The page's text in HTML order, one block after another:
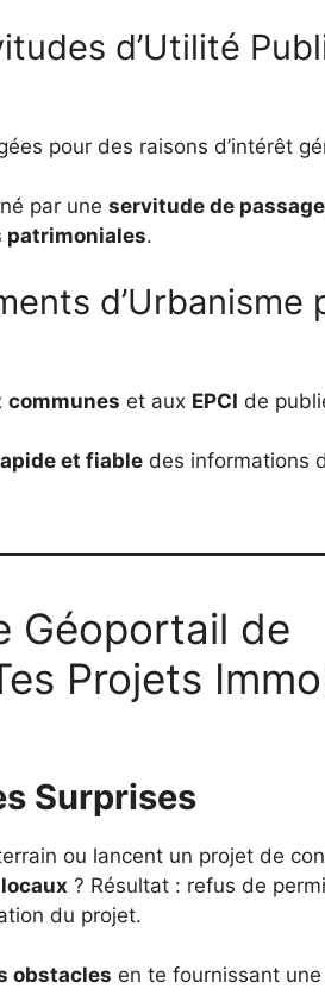
d’Utilité
pour des raisons d’intérêt
par une servitude de passage
.
d’Urbanisme
communes et aux EPCI de
et fiable des informations
Géoportail de
Projets
Surprises
ou lancent un projet de
? Résultat : refus de
du projet.
obstacles en te fournissant